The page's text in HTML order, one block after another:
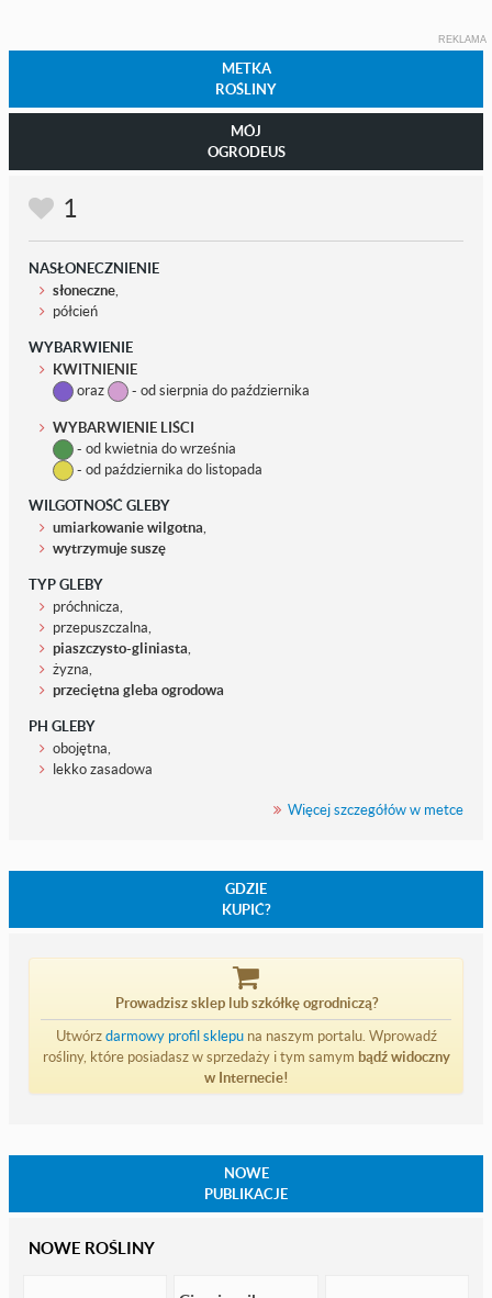
REKLAMA
METKA
ROŚLINY
MÓJ
OGRODEUS
1
NASŁONECZNIENIE
słoneczne,
półcień
WYBARWIENIE
KWITNIENIE
oraz
- od sierpnia do października
WYBARWIENIE LIŚCI
- od kwietnia do września
- od października do listopada
WILGOTNOŚĆ GLEBY
umiarkowanie wilgotna,
wytrzymuje suszę
TYP GLEBY
próchnicza,
przepuszczalna,
piaszczysto-gliniasta,
żyzna,
przeciętna gleba ogrodowa
PH GLEBY
obojętna,
lekko zasadowa
Więcej szczegółów w metce
GDZIE
KUPIĆ?
Prowadzisz sklep lub szkółkę ogrodniczą?
Utwórzdarmowy profil sklepuna naszym portalu. Wprowadź
rośliny, które posiadasz w sprzedaży i tym samym bądź widoczny
w Internecie!
NOWE
PUBLIKACJE
NOWE ROŚLINY